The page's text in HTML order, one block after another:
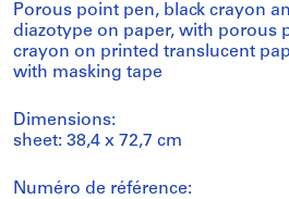
Porous point pen, black crayon
diazotype on paper, with porous
crayon on printed translucent
with masking tape
Dimensions:
sheet: 38,4 x 72,7 cm
Numéro de référence: